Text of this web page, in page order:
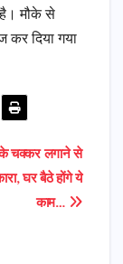
है। मौके से
कर दिया गया
चक्कर लगाने से
घर बैठे होंगे ये
काम…